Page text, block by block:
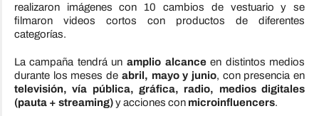
realizaron imágenes con 10 cambios de vestuario y se
filmaron videos cortos con productos de diferentes
categorías.
La campaña tendrá un amplio alcanceen distintos medios
durante los meses de abril, mayo y junio, con presencia en
televisión, vía pública, gráfica, radio, medios digitales
(pauta + streaming)y acciones con microinfluencers.